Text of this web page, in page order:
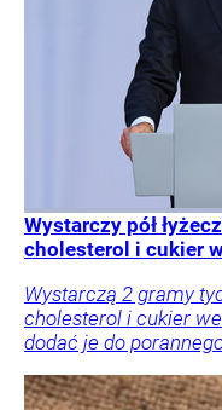
Wystarczy pół
cholesterol i cukier
Wystarczą 2 gramy
cholesterol i cukier
dodać je do